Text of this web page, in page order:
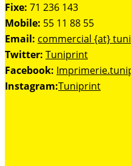
Fixe: 71 236 143
Mobile: 55 11 88 55
Email: commercial {at}
Twitter: Tuniprint
Facebook:
Instagram:Tuniprint